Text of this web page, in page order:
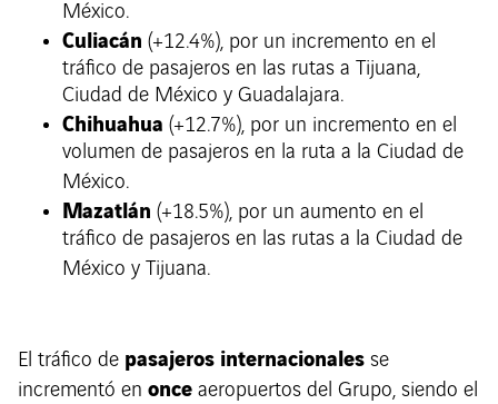
México.
Culiacán (+12.4%), por un incremento en el
tráfico de pasajeros en las rutas a Tijuana,
Ciudad de México y Guadalajara.
Chihuahua (+12.7%), por un incremento en el
volumen de pasajeros en la ruta a la Ciudad de
México.
Mazatlán (+18.5%), por un aumento en el
tráfico de pasajeros en las rutas a la Ciudad de
México y Tijuana.
El tráfico de pasajeros internacionales se
incrementó en once aeropuertos del Grupo, siendo el